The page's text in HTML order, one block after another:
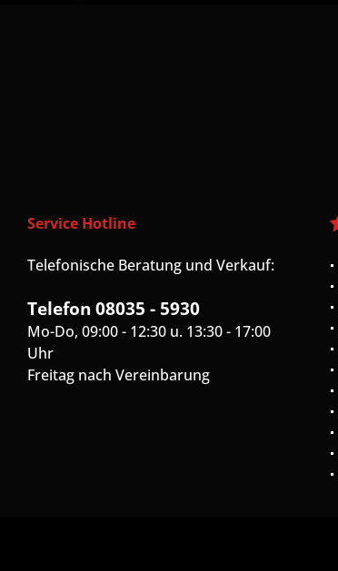
Service Hotline
Telefonische Beratung und Verkauf:
Telefon 08035 - 5930
Mo-Do, 09:00 - 12:30 u. 13:30 - 17:00
Uhr
Freitag nach Vereinbarung